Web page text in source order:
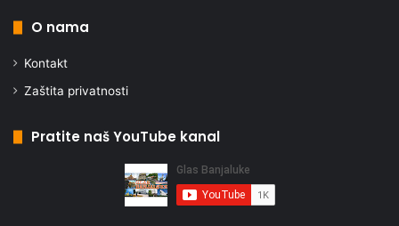
O nama
Kontakt
Zaštita privatnosti
Pratite naš YouTube kanal